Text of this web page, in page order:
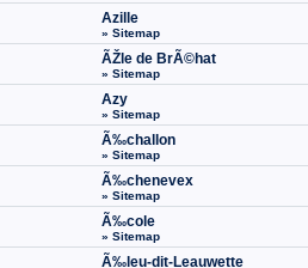
Azille
» Sitemap
ÃŽle de BrÃ©hat
» Sitemap
Azy
» Sitemap
Ã‰challon
» Sitemap
Ã‰chenevex
» Sitemap
Ã‰cole
» Sitemap
Ã‰leu-dit-Leauwette